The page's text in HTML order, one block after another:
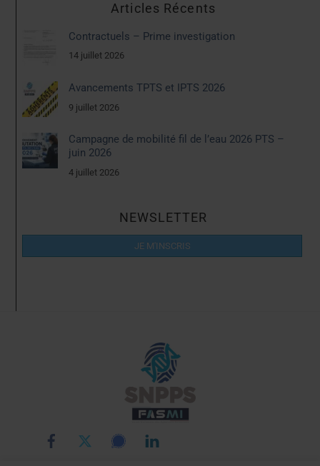
Articles Récents
Contractuels – Prime investigation
14 juillet 2026
Avancements TPTS et IPTS 2026
9 juillet 2026
Campagne de mobilité fil de l’eau 2026 PTS –
juin 2026
4 juillet 2026
NEWSLETTER
JE M'INSCRIS
Back
To
Top